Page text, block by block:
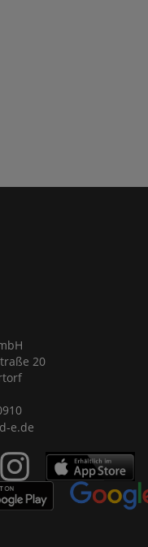
20
e.de